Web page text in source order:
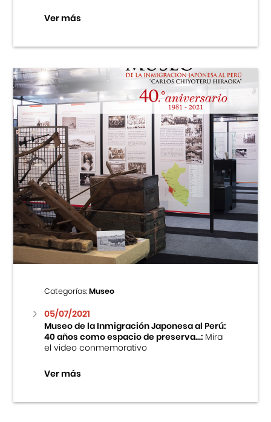
Ver más
Categorías:Museo
05/07/2021
Museo de la Inmigración Japonesa al Perú:
40 años como espacio de preserva...:Mira
el video conmemorativo
Ver más